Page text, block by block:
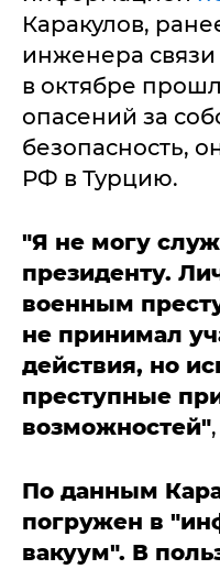
Каракулов,
инженера
в октябре
опасений за
безопасность,
РФ в Турцию.
"Я не могу
президенту.
военным
не принимал
действия, но
преступные
возможностей"
По данным
погружен в
вакуум". В